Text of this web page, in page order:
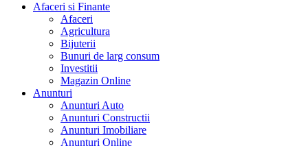
Afaceri si Finante
Afaceri
Agricultura
Bijuterii
Bunuri de larg consum
Investitii
Magazin Online
Anunturi
Anunturi Auto
Anunturi Constructii
Anunturi Imobiliare
Anunturi Online